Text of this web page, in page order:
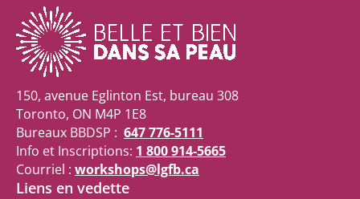
150, avenue Eglinton Est, bureau 308
Toronto, ON M4P 1E8
Bureaux BBDSP : 647 776-5111
Info et Inscriptions: 1 800 914-5665
Courriel : workshops@lgfb.ca
Liens en vedette